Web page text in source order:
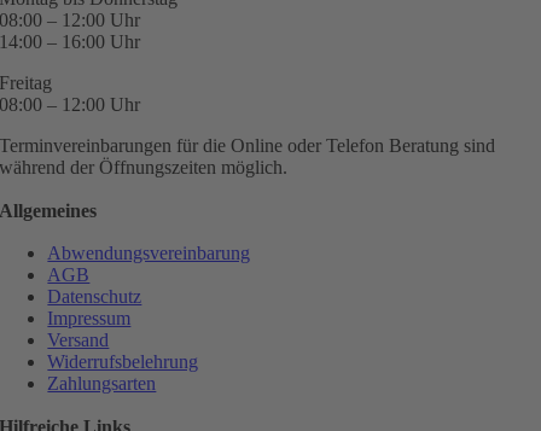
08:00 – 12:00 Uhr
14:00 – 16:00 Uhr
Freitag
08:00 – 12:00 Uhr
Terminvereinbarungen für die Online oder Telefon Beratung sind
während der Öffnungszeiten möglich.
Allgemeines
Abwendungsvereinbarung
AGB
Datenschutz
Impressum
Versand
Widerrufsbelehrung
Zahlungsarten
Hilfreiche Links